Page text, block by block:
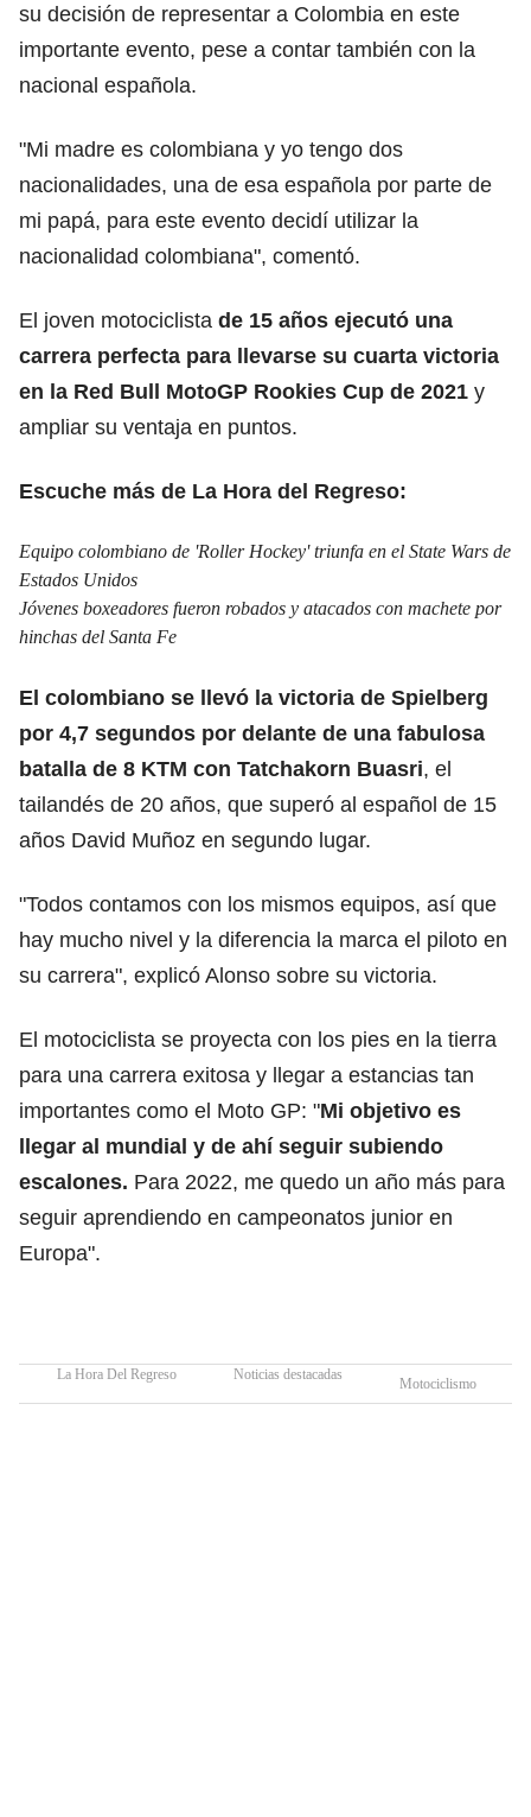
su decisión de representar a Colombia en este
importante evento, pese a contar también con la
nacional española.
"Mi madre es colombiana y yo tengo dos
nacionalidades, una de esa española por parte de
mi papá, para este evento decidí utilizar la
nacionalidad colombiana", comentó.
El joven motociclista de 15 años ejecutó una
carrera perfecta para llevarse su cuarta victoria
en la Red Bull MotoGP Rookies Cup de 2021 y
ampliar su ventaja en puntos.
Escuche más de La Hora del Regreso:
Equipo colombiano de 'Roller Hockey' triunfa en el State Wars de
Estados Unidos
Jóvenes boxeadores fueron robados y atacados con machete por
hinchas del Santa Fe
El colombiano se llevó la victoria de Spielberg
por 4,7 segundos por delante de una fabulosa
batalla de 8 KTM con Tatchakorn Buasri, el
tailandés de 20 años, que superó al español de 15
años David Muñoz en segundo lugar.
"Todos contamos con los mismos equipos, así que
hay mucho nivel y la diferencia la marca el piloto en
su carrera", explicó Alonso sobre su victoria.
El motociclista se proyecta con los pies en la tierra
para una carrera exitosa y llegar a estancias tan
importantes como el Moto GP: "Mi objetivo es
llegar al mundial y de ahí seguir subiendo
escalones. Para 2022, me quedo un año más para
seguir aprendiendo en campeonatos junior en
Europa".
La Hora Del Regreso Noticias destacadas
Motociclismo